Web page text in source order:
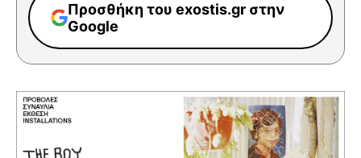
Προσθήκη του exostis.gr στην
Google